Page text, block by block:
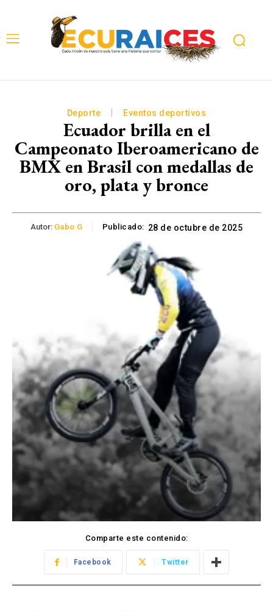
Deporte Eventos deportivos
Ecuador brilla en el
Campeonato Iberoamericano de
BMX en Brasil con medallas de
oro, plata y bronce
Autor: Gabo G Publicado: 28 de octubre de 2025
Comparte este contenido:
Facebook Twitter